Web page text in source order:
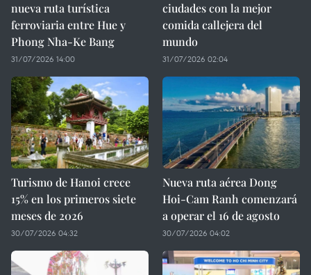
nueva ruta turística
ferroviaria entre Hue y
Phong Nha-Ke Bang
31/07/2026 14:00
ciudades con la mejor
comida callejera del
mundo
31/07/2026 02:04
Turismo de Hanoi crece
15% en los primeros siete
meses de 2026
30/07/2026 04:32
Nueva ruta aérea Dong
Hoi-Cam Ranh comenzará
a operar el 16 de agosto
30/07/2026 04:02